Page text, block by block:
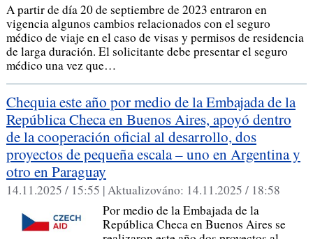
A partir de día 20 de septiembre de 2023 entraron en
vigencia algunos cambios relacionados con el seguro
médico de viaje en el caso de visas y permisos de residencia
de larga duración. El solicitante debe presentar el seguro
médico una vez que…
Chequia este año por medio de la Embajada de la
República Checa en Buenos Aires, apoyó dentro
de la cooperación oficial al desarrollo, dos
proyectos de pequeña escala – uno en Argentina y
otro en Paraguay
14.11.2025 / 15:55 |Aktualizováno: 14.11.2025 / 18:58
Por medio de la Embajada de la
República Checa en Buenos Aires se